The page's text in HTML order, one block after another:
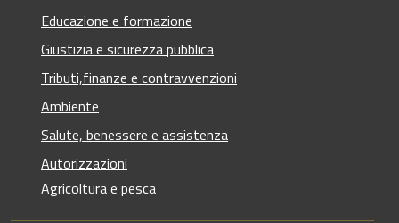
Educazione e formazione
Giustizia e sicurezza pubblica
Tributi,finanze e contravvenzioni
Ambiente
Salute, benessere e assistenza
Autorizzazioni
Agricoltura e pesca